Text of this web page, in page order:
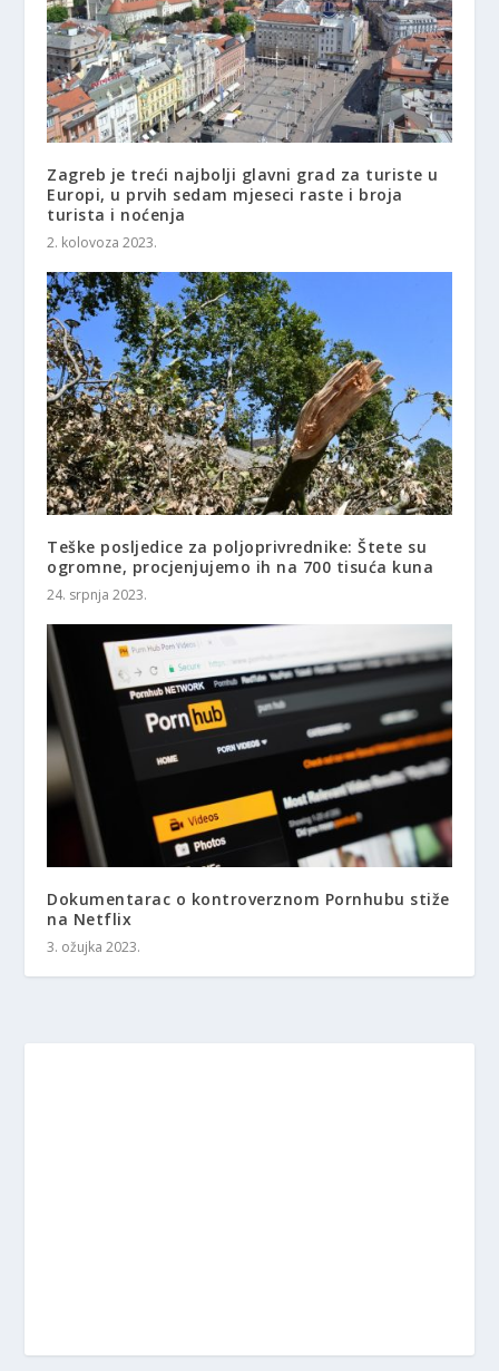
Zagreb je treći najbolji glavni grad za turiste u
Europi, u prvih sedam mjeseci raste i broja
turista i noćenja
2. kolovoza 2023.
Teške posljedice za poljoprivrednike: Štete su
ogromne, procjenjujemo ih na 700 tisuća kuna
24. srpnja 2023.
Dokumentarac o kontroverznom Pornhubu stiže
na Netflix
3. ožujka 2023.